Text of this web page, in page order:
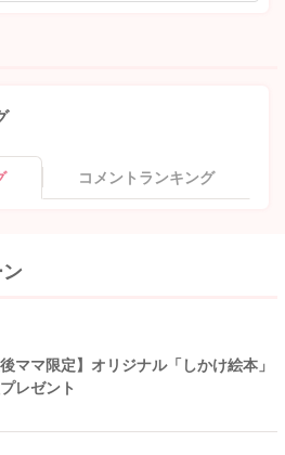
コメントランキング
後ママ限定】オリジナル「しかけ絵本」
レゼント